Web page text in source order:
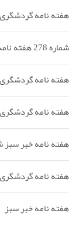
هفته نامه گردشگری
شماره 278 هفته نامه خبر سبز منتشر شد
هفته نامه گردشگری
هفته نامه گردشگری
هفته نامه خبر سبز
هفته نامه گردشگری
هفته نامه خبر سبز